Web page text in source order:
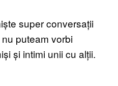
super conversații
puteam vorbi
și intimi unii cu alții.